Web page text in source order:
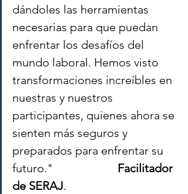
dándoles las herramientas
necesarias para que puedan
enfrentar los desafíos del
mundo laboral. Hemos visto
transformaciones increíbles en
nuestras y nuestros
participantes, quienes ahora se
sienten más seguros y
preparados para enfrentar su
futuro." Facilitador
de SERAJ.